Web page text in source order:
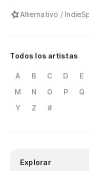
Alternativo / Indie
Todos los artistas
A B C D E
M
N O P Q
Y
Z #
Explorar